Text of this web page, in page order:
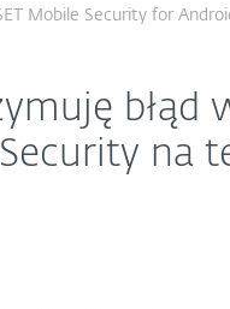
Mobile Security for
Security na